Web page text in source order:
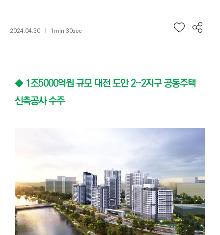
2024.04.30 1min 30sec
◆ 1조5000억원 규모 대전 도안 2-2지구 공동주택
신축공사 수주